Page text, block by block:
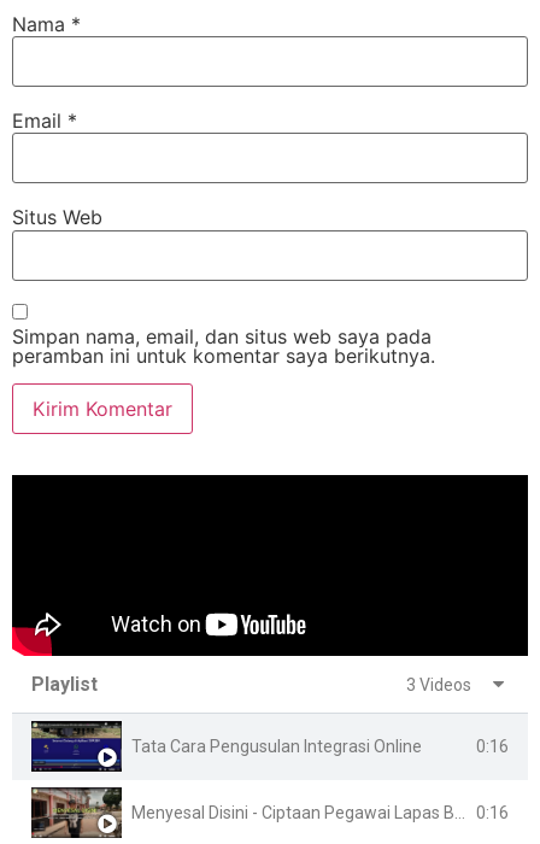
Nama *
Email *
Situs Web
Simpan nama, email, dan situs web saya pada
peramban ini untuk komentar saya berikutnya.
Playlist 3 Videos
Tata Cara Pengusulan Integrasi Online 0:16
Menyesal Disini - Ciptaan Pegawai Lapas Banyuasin 0:16